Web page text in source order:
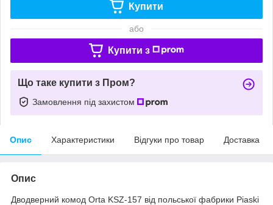
Купити
або
Купити з
Що таке купити з Пром?
Замовлення під захистом
Опис Характеристики Відгуки про товар Доставка
Опис
Дводверний комод Orta KSZ-157 від польської фабрики Piaski